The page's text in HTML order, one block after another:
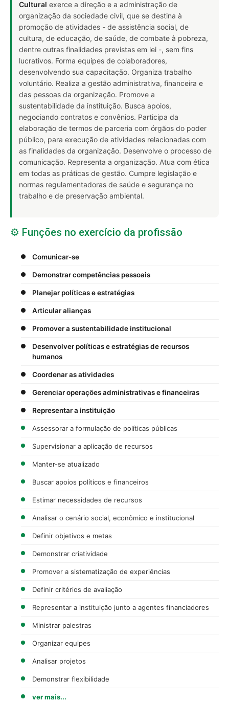
Cultural exerce a direção e a administração de
organização da sociedade civil, que se destina à
promoção de atividades - de assistência social, de
cultura, de educação, de saúde, de combate à pobreza,
dentre outras finalidades previstas em lei -, sem fins
lucrativos. Forma equipes de colaboradores,
desenvolvendo sua capacitação. Organiza trabalho
voluntário. Realiza a gestão administrativa, financeira e
das pessoas da organização. Promove a
sustentabilidade da instituição. Busca apoios,
negociando contratos e convênios. Participa da
elaboração de termos de parceria com órgãos do poder
público, para execução de atividades relacionadas com
as finalidades da organização. Desenvolve o processo de
comunicação. Representa a organização. Atua com ética
em todas as práticas de gestão. Cumpre legislação e
normas regulamentadoras de saúde e segurança no
trabalho e de preservação ambiental.
⚙️ Funções no exercício da profissão
Comunicar-se
Demonstrar competências pessoais
Planejar políticas e estratégias
Articular alianças
Promover a sustentabilidade institucional
Desenvolver políticas e estratégias de recursos
humanos
Coordenar as atividades
Gerenciar operações administrativas e financeiras
Representar a instituição
Assessorar a formulação de políticas públicas
Supervisionar a aplicação de recursos
Manter-se atualizado
Buscar apoios políticos e financeiros
Estimar necessidades de recursos
Analisar o cenário social, econômico e institucional
Definir objetivos e metas
Demonstrar criatividade
Promover a sistematização de experiências
Definir critérios de avaliação
Representar a instituição junto a agentes financiadores
Ministrar palestras
Organizar equipes
Analisar projetos
Demonstrar flexibilidade
ver mais...